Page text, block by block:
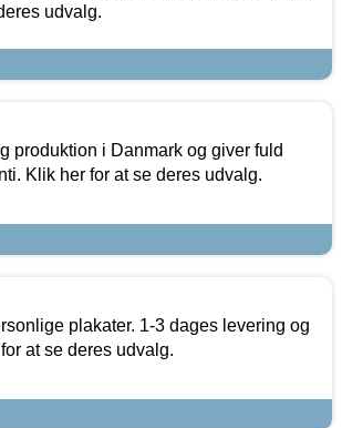
udvalg.
produktion i Danmark og giver fuld
Klik her for at se deres udvalg.
plakater. 1-3 dages levering og
at se deres udvalg.